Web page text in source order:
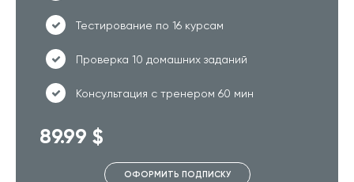
Тестирование по 16 курсам
Проверка 10 домашних заданий
Консультация с тренером 60 мин
89.99 $
ОФОРМИТЬ ПОДПИСКУ